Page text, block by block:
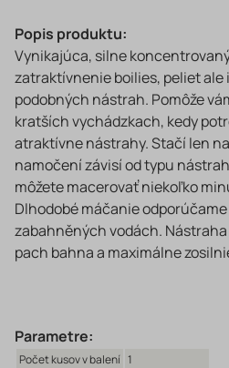
Popis produktu:
Vynikajúca, silne
zatraktívnenie boilies, peliet ale
podobných nástrah. Pomôže
kratších vychádzkach, kedy
atraktívne nástrahy. Stačí len
namočení závisí od typu
môžete macerovať niekoľko
Dlhodobé máčanie
zabahněných vodách.
pach bahna a maximálne
Parametre:
Počet kusov v balení 1